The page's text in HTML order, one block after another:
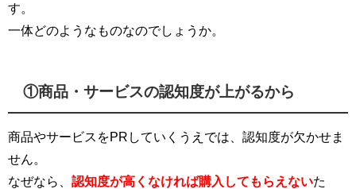
す。
一体どのようなものなのでしょうか。
①商品・サービスの認知度が上がるから
商品やサービスをPRしていくうえでは、認知度が欠かせま
せん。
なぜなら、 認知度が高くなければ購入してもらえないた